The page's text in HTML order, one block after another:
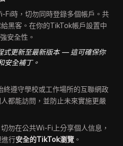
Fi時，切勿同時登錄多個帳戶。共
黑客。在你的TikTok帳戶設置中
安全性。
式更新至最新版本 — 這可確保你
安全補丁。
終遵守學校或工作場所的互聯網政
都能訪問，並防止未來實施更嚴
勿在公共Wi-Fi上分享個人信息，
進行安全的TikTok瀏覽 。